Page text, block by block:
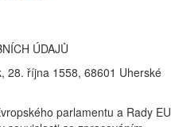
ÚDAJŮ
28. října 1558, 68601 Uherské
parlamentu a Rady EU